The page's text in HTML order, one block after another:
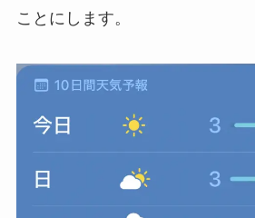
ことにします。